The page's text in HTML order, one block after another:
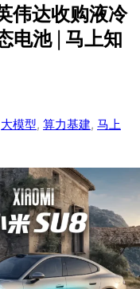
伟达收购液冷
电池 | 马上知
大模型, 算力基建, 马上